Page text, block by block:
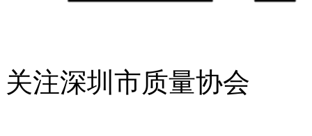
关注深圳市质量协会